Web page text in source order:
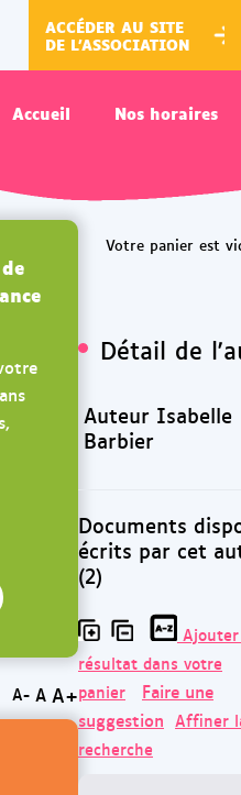
ACCÉDER AU SITE
DE L'ASSOCIATION
Accueil Nos horaires
Détail de
Auteur Isabelle
Barbier
Documents
écrits par cet
(2)
résultat dans votre
panier
Faire une
suggestion Affiner
recherche
A- A A+